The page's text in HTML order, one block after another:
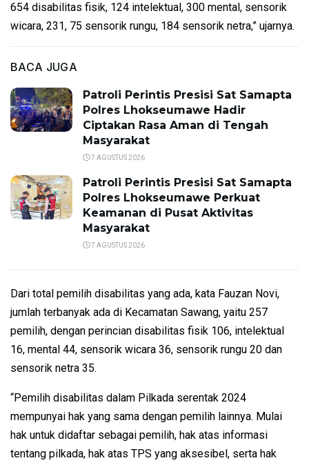
654 disabilitas fisik, 124 intelektual, 300 mental, sensorik
wicara, 231, 75 sensorik rungu, 184 sensorik netra,” ujarnya.
BACA JUGA
Patroli Perintis Presisi Sat Samapta
Polres Lhokseumawe Hadir
Ciptakan Rasa Aman di Tengah
Masyarakat
7 AGUSTUS 2026
Patroli Perintis Presisi Sat Samapta
Polres Lhokseumawe Perkuat
Keamanan di Pusat Aktivitas
Masyarakat
7 AGUSTUS 2026
Dari total pemilih disabilitas yang ada, kata Fauzan Novi,
jumlah terbanyak ada di Kecamatan Sawang, yaitu 257
pemilih, dengan perincian disabilitas fisik 106, intelektual
16, mental 44, sensorik wicara 36, sensorik rungu 20 dan
sensorik netra 35.
“Pemilih disabilitas dalam Pilkada serentak 2024
mempunyai hak yang sama dengan pemilih lainnya. Mulai
hak untuk didaftar sebagai pemilih, hak atas informasi
tentang pilkada, hak atas TPS yang aksesibel, serta hak